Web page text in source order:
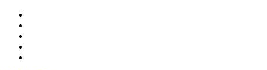
Saltar
contenido